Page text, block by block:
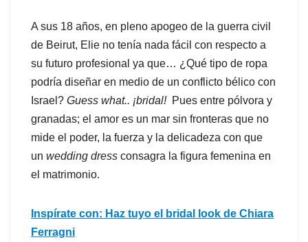
A sus 18 años, en pleno apogeo de la guerra civil
de Beirut, Elie no tenía nada fácil con respecto a
su futuro profesional ya que… ¿Qué tipo de ropa
podría diseñar en medio de un conflicto bélico con
Israel? Guess what.. ¡bridal! Pues entre pólvora y
granadas; el amor es un mar sin fronteras que no
mide el poder, la fuerza y la delicadeza con que
un wedding dress consagra la figura femenina en
el matrimonio.
Inspírate con: Haz tuyo el bridal look de Chiara
Ferragni